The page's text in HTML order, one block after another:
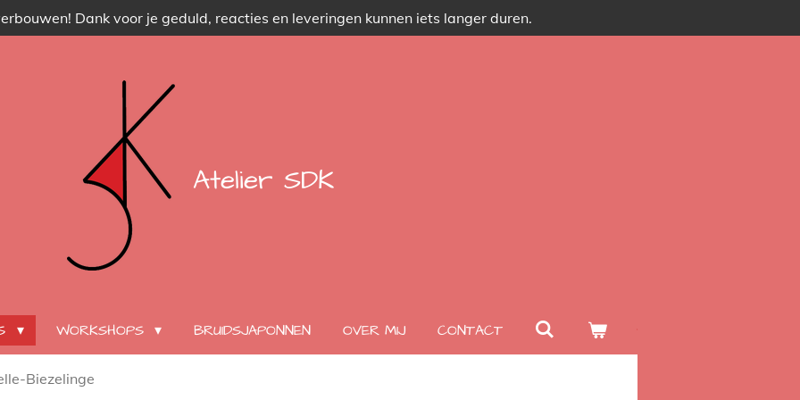
Dank voor je geduld, reacties en leveringen kunnen iets langer duren.
Atelier SDK
WORKSHOPS BRUIDSJAPONNEN OVER MIJ CONTACT
Biezelinge